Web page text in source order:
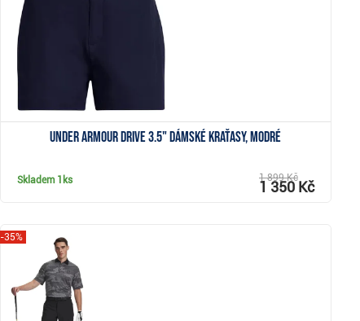
Under Armour Drive 3.5" dámské kraťasy, modré
Skladem 1ks 1 899 Kč
1 350 Kč
-35%